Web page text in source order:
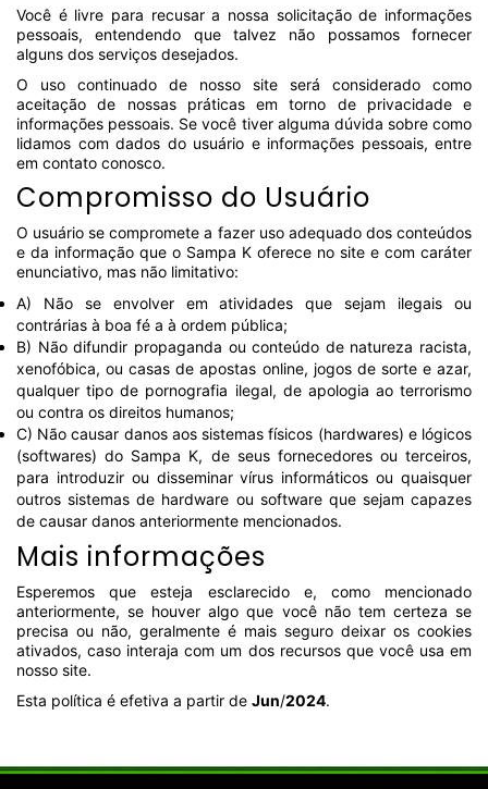
Você é livre para recusar a nossa solicitação de informações
pessoais, entendendo que talvez não possamos fornecer
alguns dos serviços desejados.
O uso continuado de nosso site será considerado como
aceitação de nossas práticas em torno de privacidade e
informações pessoais. Se você tiver alguma dúvida sobre como
lidamos com dados do usuário e informações pessoais, entre
em contato conosco.
Compromisso do Usuário
O usuário se compromete a fazer uso adequado dos conteúdos
e da informação que o Sampa K oferece no site e com caráter
enunciativo, mas não limitativo:
A) Não se envolver em atividades que sejam ilegais ou
contrárias à boa fé a à ordem pública;
B) Não difundir propaganda ou conteúdo de natureza racista,
xenofóbica, ou casas de apostas online, jogos de sorte e azar,
qualquer tipo de pornografia ilegal, de apologia ao terrorismo
ou contra os direitos humanos;
C) Não causar danos aos sistemas físicos (hardwares) e lógicos
(softwares) do Sampa K, de seus fornecedores ou terceiros,
para introduzir ou disseminar vírus informáticos ou quaisquer
outros sistemas de hardware ou software que sejam capazes
de causar danos anteriormente mencionados.
Mais informações
Esperemos que esteja esclarecido e, como mencionado
anteriormente, se houver algo que você não tem certeza se
precisa ou não, geralmente é mais seguro deixar os cookies
ativados, caso interaja com um dos recursos que você usa em
nosso site.
Esta política é efetiva a partir de Jun/2024.